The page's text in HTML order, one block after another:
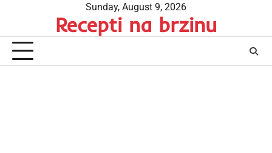
content
Sunday, August 9, 2026
Recepti na brzinu